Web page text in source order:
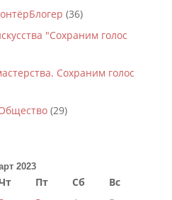
(36)
"Сохраним голос
Сохраним голос
(29)
2023
Пт Сб
Вс